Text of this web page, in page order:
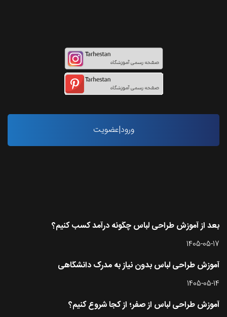
ورود|عضویت
بعد از آموزش طراحی لباس چگونه درآمد کسب کنیم؟
1405-05-17
آموزش طراحی لباس بدون نیاز به مدرک دانشگاهی
1405-05-14
آموزش طراحی لباس از صفر؛ از کجا شروع کنیم؟